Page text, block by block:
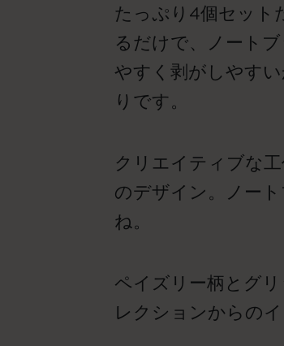
たっぷり4個セット
るだけで、ノート
やすく剥がしやす
りです。
クリエイティブな
のデザイン。ノー
ね。
ペイズリー柄とグリ
レクションからの